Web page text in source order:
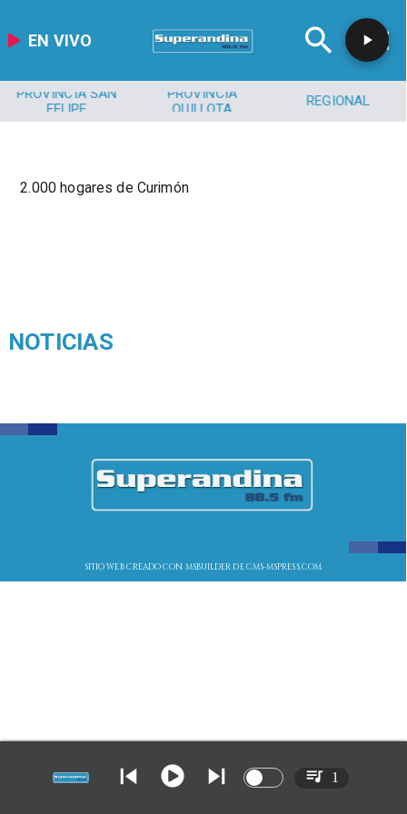
EN VIVO
PROVINCIA SAN
FELIPE
PROVINCIA
QUILLOTA
REGIONAL
2.000 hogares de Curimón
NOTICIAS
SITIO WEB CREADO CON MSBUILDER DE CMS-MSPRESS.COM
1